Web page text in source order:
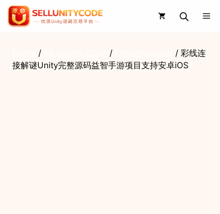
Skip
content
/ /
/ 彩线连
接解谜Unity完整源码益智手游项目支持安卓iOS